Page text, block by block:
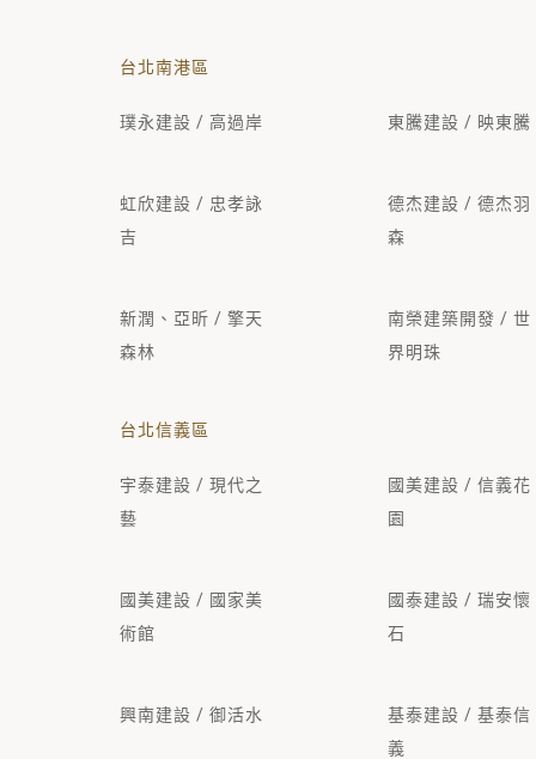
台北南港區
璞永建設 / 高過岸 東騰建設 / 映東騰
虹欣建設 / 忠孝詠
吉
德杰建設 / 德杰羽
森
新潤、亞昕 / 擎天
森林
南榮建築開發 / 世
界明珠
台北信義區
宇泰建設 / 現代之
藝
國美建設 / 信義花
園
國美建設 / 國家美
術館
國泰建設 / 瑞安懷
石
興南建設 / 御活水
基泰建設 / 基泰信
義